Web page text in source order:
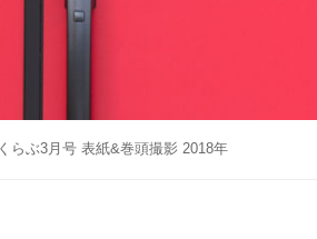
らぶ3月号 表紙&巻頭撮影 2018年